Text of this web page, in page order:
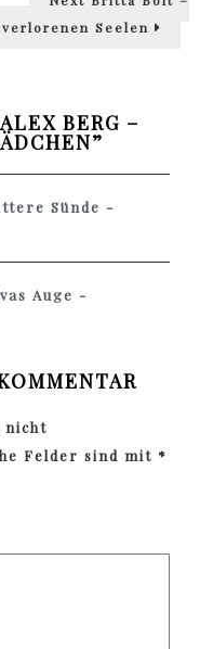
Seelen
ALEX BERG –
”
Sünde -
Auge -
nicht
Felder sind mit *